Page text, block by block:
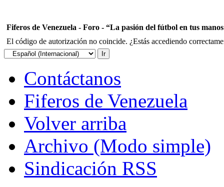
Fiferos de Venezuela - Foro - “La pasión del fútbol en tus
El código de autorización no coincide. ¿Estás accediendo
Contáctanos
Fiferos de Venezuela
Volver arriba
Archivo (Modo simple)
Sindicación RSS